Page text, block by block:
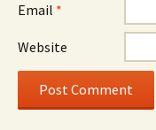
Email *
Website